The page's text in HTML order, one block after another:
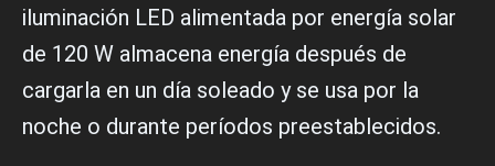
iluminación LED alimentada por energía solar
de 120 W almacena energía después de
cargarla en un día soleado y se usa por la
noche o durante períodos preestablecidos.